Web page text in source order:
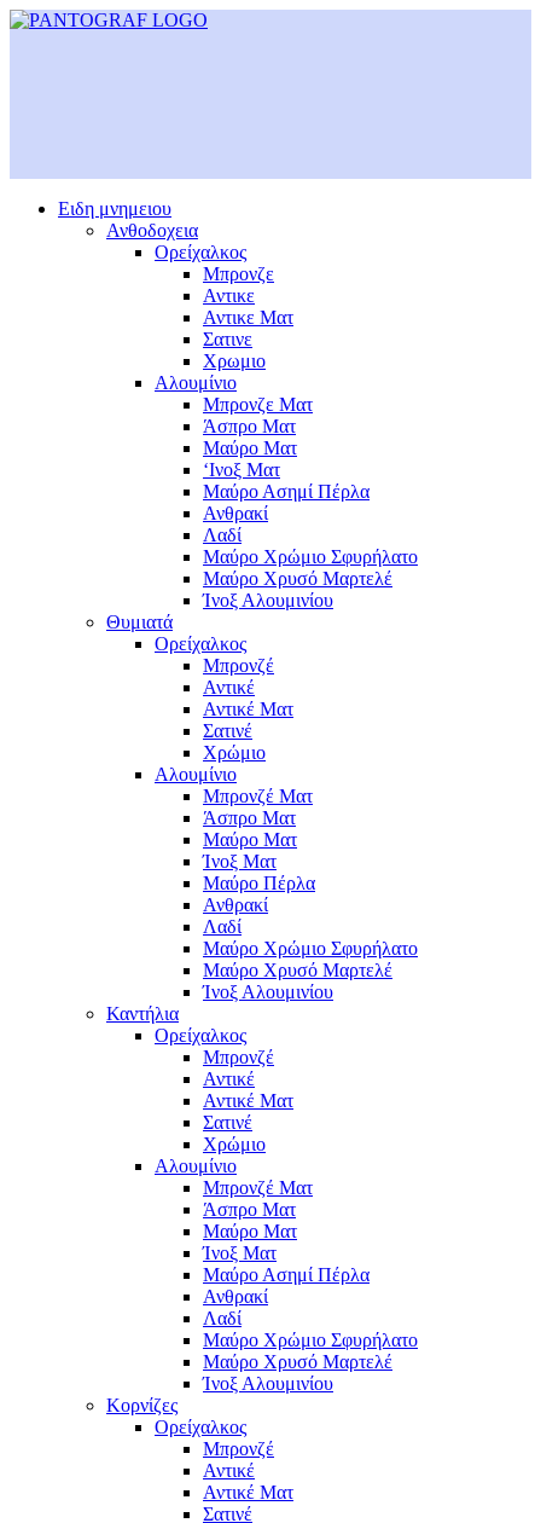
Ειδη μνημειου
Ανθοδοχεια
Ορείχαλκος
Μπρονζε
Αντικε
Αντικε Ματ
Σατινε
Χρωμιο
Αλουμίνιο
Μπρονζε Ματ
Άσπρο Ματ
Μαύρο Ματ
‘Ινοξ Ματ
Μαύρο Ασημί Πέρλα
Ανθρακί
Λαδί
Μαύρο Χρώμιο Σφυρήλατο
Μαύρο Χρυσό Μαρτελέ
Ίνοξ Αλουμινίου
Θυμιατά
Ορείχαλκος
Μπρονζέ
Αντικέ
Αντικέ Ματ
Σατινέ
Χρώμιο
Αλουμίνιο
Μπρονζέ Ματ
Άσπρο Ματ
Μαύρο Ματ
Ίνοξ Ματ
Μαύρο Πέρλα
Ανθρακί
Λαδί
Μαύρο Χρώμιο Σφυρήλατο
Μαύρο Χρυσό Μαρτελέ
Ίνοξ Αλουμινίου
Καντήλια
Ορείχαλκος
Μπρονζέ
Αντικέ
Αντικέ Ματ
Σατινέ
Χρώμιο
Αλουμίνιο
Μπρονζέ Ματ
Άσπρο Ματ
Μαύρο Ματ
Ίνοξ Ματ
Μαύρο Ασημί Πέρλα
Ανθρακί
Λαδί
Μαύρο Χρώμιο Σφυρήλατο
Μαύρο Χρυσό Μαρτελέ
Ίνοξ Αλουμινίου
Κορνίζες
Ορείχαλκος
Μπρονζέ
Αντικέ
Αντικέ Ματ
Σατινέ